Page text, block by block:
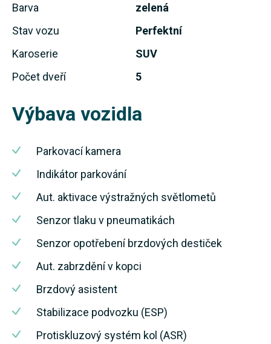
Barva
zelená
Stav vozu
Perfektní
Karoserie
SUV
Počet dveří
5
Výbava vozidla
Parkovací kamera
Indikátor parkování
Aut. aktivace výstražných světlometů
Senzor tlaku v pneumatikách
Senzor opotřebení brzdových destiček
Aut. zabrzdění v kopci
Brzdový asistent
Stabilizace podvozku (ESP)
Protiskluzový systém kol (ASR)